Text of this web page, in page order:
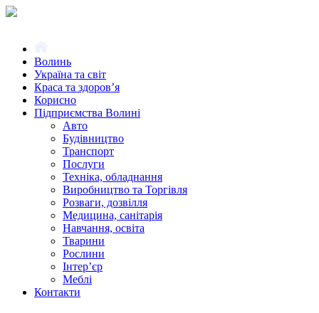
Волинь
Україна та світ
Краса та здоров’я
Корисно
Підприємства Волині
Авто
Будівництво
Транспорт
Послуги
Техніка, обладнання
Виробництво та Торгівля
Розваги, дозвілля
Медицина, санітарія
Навчання, освіта
Тварини
Рослини
Інтер’єр
Меблі
Контакти